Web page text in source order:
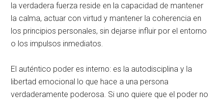
la verdadera fuerza reside en la capacidad de mantener
la calma, actuar con virtud y mantener la coherencia en
los principios personales, sin dejarse influir por el entorno
o los impulsos inmediatos.
El auténtico poder es interno: es la autodisciplina y la
libertad emocional lo que hace a una persona
verdaderamente poderosa. Si uno quiere que el poder no